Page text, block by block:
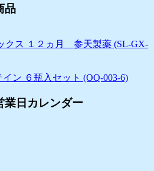
品
クス １２ヵ月 参天製薬 (SL-GX-
ン ６瓶入セット (OQ-003-6)
業日カレンダー